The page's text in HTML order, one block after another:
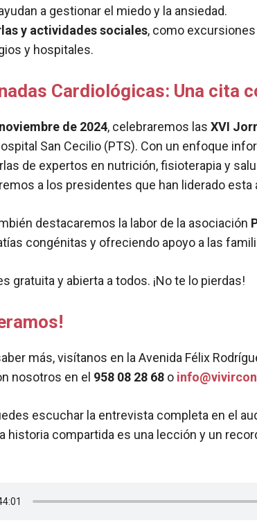
a gestionar el miedo y la ansiedad.
y actividades sociales, como
y hospitales.
Cardiológicas: Una cita
de 2024, celebraremos las XVI
San Cecilio (PTS). Con un enfoque
de expertos en nutrición, fisioterapia y
a los presidentes que han liderado
destacaremos la labor de la asociación
congénitas y ofreciendo apoyo a las
gratuita y abierta a todos. ¡No te lo pierdas!
más, visítanos en la Avenida Félix
nosotros en el 958 08 28 68 o
escuchar la entrevista completa en el
historia compartida es una lección y un